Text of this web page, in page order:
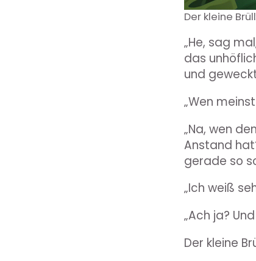
Der kleine
„He, sag
das
und
„Wen
„Na, wen
Anstand
gerade so
„Ich weiß
„Ach ja?
Der kleine